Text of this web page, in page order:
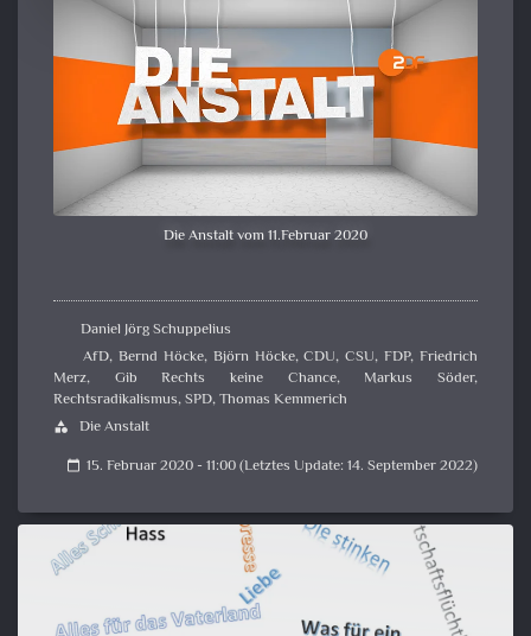
Die Anstalt vom 11.Februar 2020
Daniel Jörg Schuppelius
AfD, Bernd Höcke, Björn Höcke,CDU,CSU,FDP, Friedrich
Merz, Gib Rechts keine Chance, Markus Söder,
Rechtsradikalismus,SPD,Thomas Kemmerich
category Die Anstalt
calendar_today 15. Februar 2020 - 11:00 (Letztes Update: 14. September 2022)